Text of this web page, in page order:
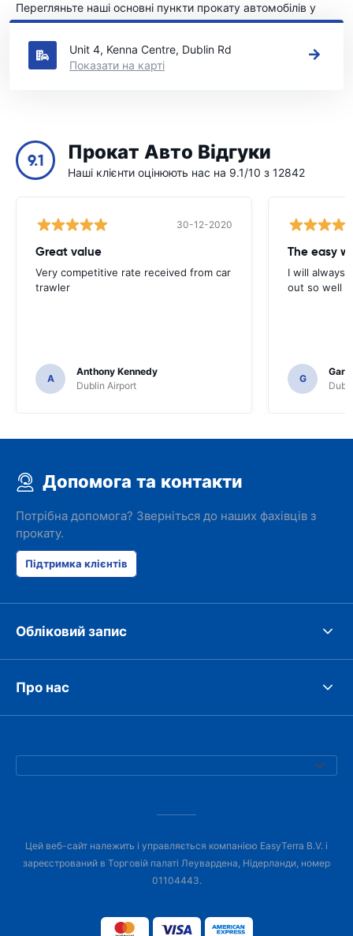
Перегляньте наші основні пункти прокату автомобілів у
Атлон
Unit 4, Kenna Centre, Dublin Rd
Показати на карті
9.1 Прокат Авто Відгуки
Наші клієнти оцінюють нас на 9.1/10 з 12842
30-12-2020
Great value
Very competitive rate received from car
trawler
A
Anthony Kennedy
Dublin Airport
I will always
out so well
G
Gary
Допомога та контакти
Потрібна допомога? Зверніться до наших фахівців з
прокату.
Підтримка клієнтів
Обліковий запис
Про нас
Цей веб-сайт належить і управляється компанією EasyTerra B.V. і
зареєстрований в Торговій палаті Леувардена, Нідерланди, номер
01104443.